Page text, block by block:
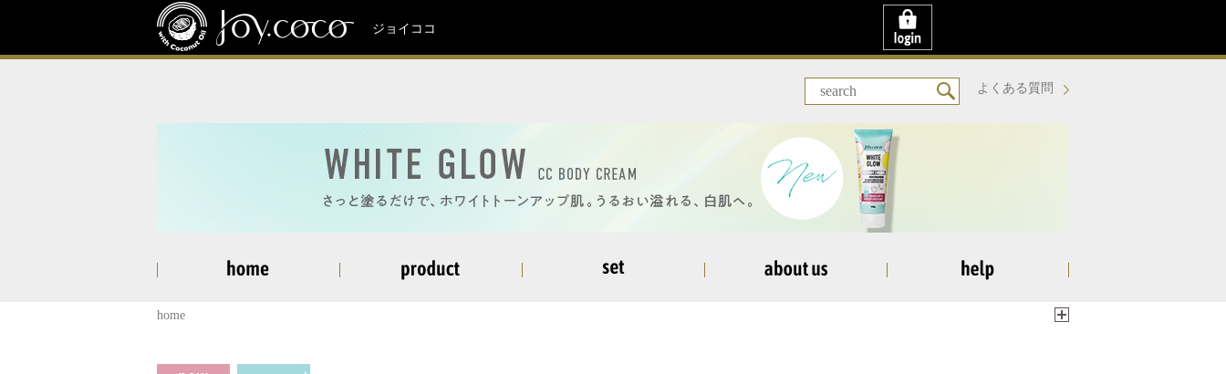
ジョイココ
よくある質問
home
商品一覧
AIRY EYE SHADOW エアリーアイシャドウ